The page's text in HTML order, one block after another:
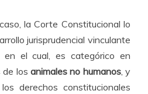
la Corte Constitucional lo
jurisprudencial vinculante
en el cual, es categórico en
de los animales no humanos, y
derechos constitucionales